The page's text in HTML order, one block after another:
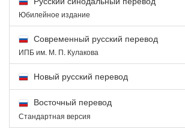
Юбилейное издание
Современный русский перевод
ИПБ им. М. П. Кулакова
Новый русский перевод
Восточный перевод
Стандартная версия